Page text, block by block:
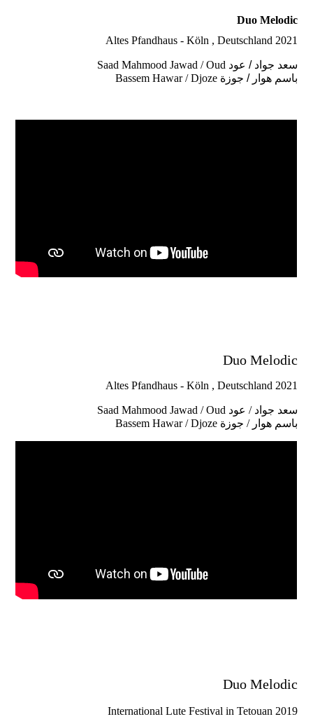
Duo Melodic
Altes Pfandhaus - Köln , Deutschland 2021
Saad Mahmood Jawad / Oud سعد جواد / عود
Bassem Hawar / Djoze باسم هوار / جوزة
Duo Melodic
Altes Pfandhaus - Köln , Deutschland 2021
Saad Mahmood Jawad / Oud سعد جواد / عود
Bassem Hawar / Djoze باسم هوار / جوزة
Duo Melodic
International Lute Festival in Tetouan 2019